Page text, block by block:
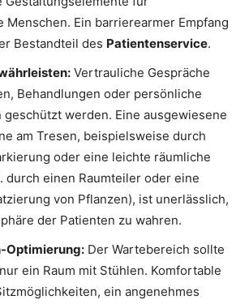
Menschen. Ein barrierearmer Empfang
Bestandteil des Patientenservice.
Vertrauliche Gespräche
Behandlungen oder persönliche
geschützt werden. Eine ausgewiesene
am Tresen, beispielsweise durch
oder eine leichte räumliche
durch einen Raumteiler oder eine
von Pflanzen), ist unerlässlich,
der Patienten zu wahren.
Optimierung: Der Wartebereich sollte
ein Raum mit Stühlen. Komfortable
ein angenehmes